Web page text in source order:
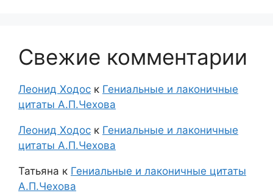
Свежие комментарии
Леонид Ходос к Гениальные и лаконичные
цитаты А.П.Чехова
Леонид Ходос к Гениальные и лаконичные
цитаты А.П.Чехова
Татьяна к Гениальные и лаконичные цитаты
А.П.Чехова